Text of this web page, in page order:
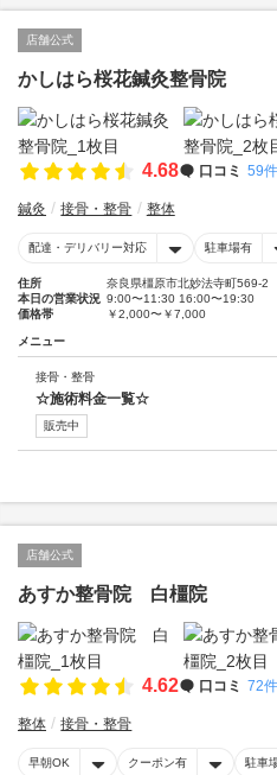
店舗公式
かしはら桜花鍼灸整骨院
4.68 口コミ 59件
鍼灸 接骨・整骨 整体
配達・デリバリー対応 駐車場有
住所
奈良県橿原市北妙法寺町569-2
本日の営業状況 9:00〜11:30 16:00〜19:30
価格帯
￥2,000〜￥7,000
メニュー
接骨・整骨
☆施術料金一覧☆
販売中
店舗公式
あすか整骨院 白橿院
4.62 口コミ 72件
整体 接骨・整骨
早朝OK クーポン有 駐車